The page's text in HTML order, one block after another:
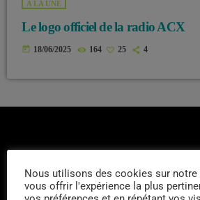
A LA UNE
Le logo officiel de la radio ACX
today 18/06/2025 164 25 4
Nous utilisons des cookies sur notre
vous offrir l'expérience la plus